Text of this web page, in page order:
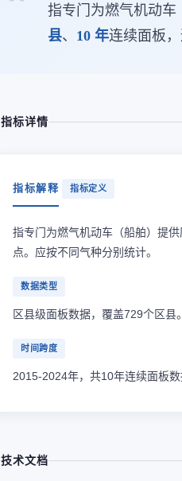
指专门为燃气机动车
县、 10 年连续面板
指标详情
指标解释 指标定义
指专门为燃气机动车（船舶）提
点。应按不同气种分别统计。
数据类型
区县级面板数据，覆盖729个区县。
时间跨度
2015-2024年，共10年连续面板数
技术文档